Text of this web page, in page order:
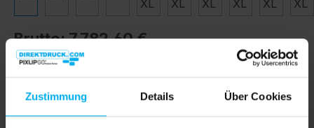
Zustimmung Details Über Cookies
Brutto: 7.782,60 €
6.540,00 €*